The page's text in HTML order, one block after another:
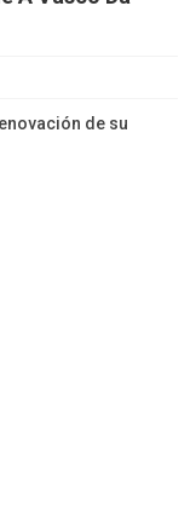
de su